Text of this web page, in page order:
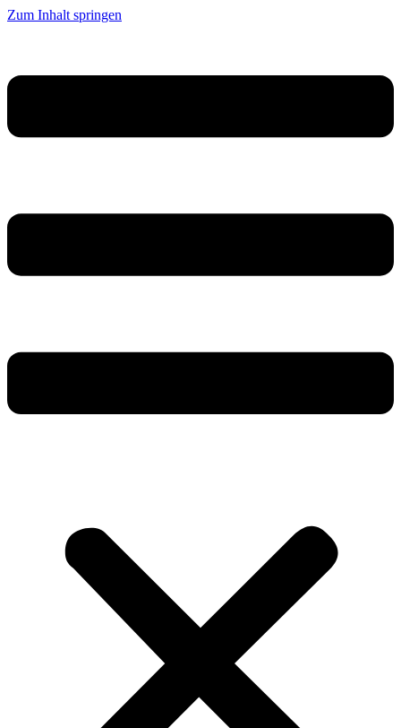
Zum Inhalt springen